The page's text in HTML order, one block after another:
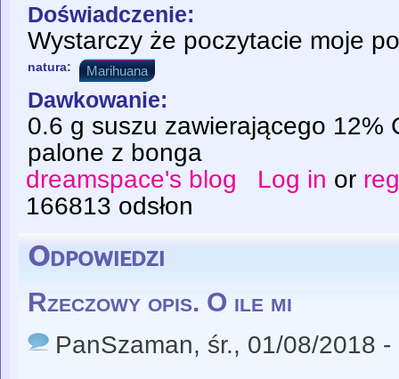
Doświadczenie:
Wystarczy że poczytacie moje
natura: Marihuana
Dawkowanie:
0.6 g suszu zawierającego 12%
palone z bonga
dreamspace's blog
Log in or
166813 odsłon
Odpowiedzi
Rzeczowy opis. O ile mi
PanSzaman, śr., 01/08/2018 -